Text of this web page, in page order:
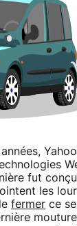
fut
les
fermer ce